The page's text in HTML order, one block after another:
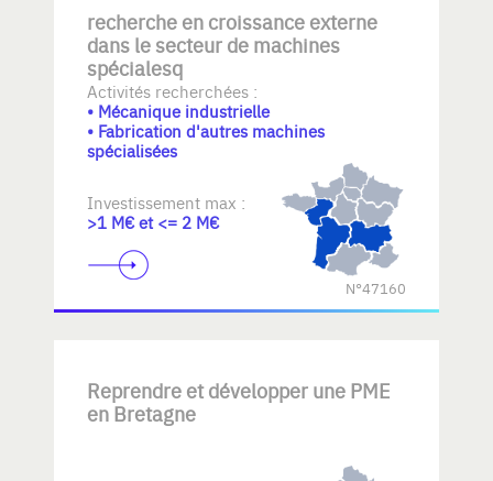
recherche en croissance externe
dans le secteur de machines
spécialesq
Activités recherchées :
• Mécanique industrielle
• Fabrication d'autres machines
spécialisées
Investissement max :
>1 M€ et <= 2 M€
N°47160
Reprendre et développer une PME
en Bretagne